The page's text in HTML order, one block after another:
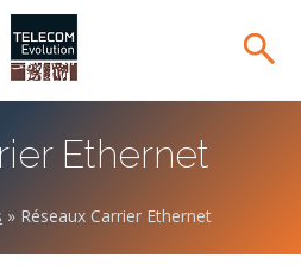
Ethernet
» Réseaux Carrier Ethernet